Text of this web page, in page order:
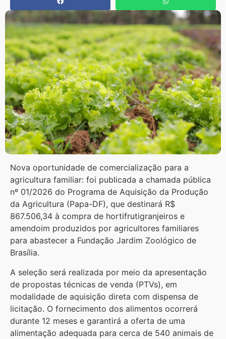
Nova oportunidade de comercialização para a
agricultura familiar: foi publicada a chamada pública
nº 01/2026 do Programa de Aquisição da Produção
da Agricultura (Papa-DF), que destinará R$
867.506,34 à compra de hortifrutigranjeiros e
amendoim produzidos por agricultores familiares
para abastecer a Fundação Jardim Zoológico de
Brasília.
A seleção será realizada por meio da apresentação
de propostas técnicas de venda (PTVs), em
modalidade de aquisição direta com dispensa de
licitação. O fornecimento dos alimentos ocorrerá
durante 12 meses e garantirá a oferta de uma
alimentação adequada para cerca de 540 animais de